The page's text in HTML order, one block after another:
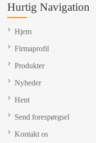
Hurtig Navigation
Hjem
Firmaprofil
Produkter
Nyheder
Hent
Send forespørgsel
Kontakt os